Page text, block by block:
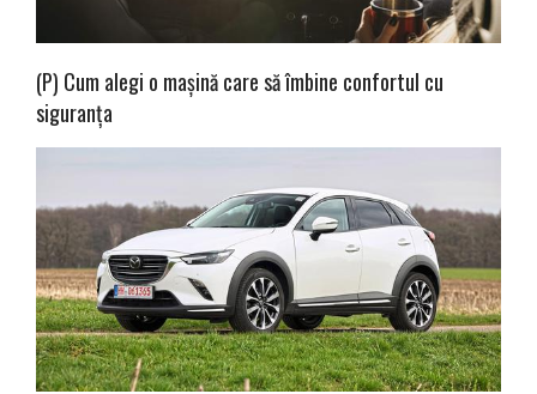
(P) Cum alegi o mașină care să îmbine confortul cu
siguranța